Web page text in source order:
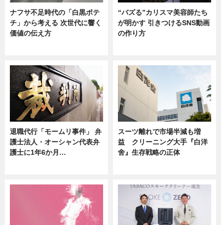
ナフサ不足時代の「白黒ポテ
チ」から考える 次世代に響く
価値の伝え方
“バズる”カリスマ美容師たち
が明かす 引きつけるSNS動画
の作り方
退職代行「モームリ事件」 弁
護士法人・オーシャン代表弁
護士に1年6か月…
スーツ離れで市場半減も増
益 クリーニング大手『白洋
舍』生存戦略の正体